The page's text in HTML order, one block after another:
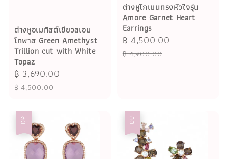
ต่างหูอเมทิสต์เขียวลเอม
โทพาส Green Amethyst
Trillion cut with White
Topaz
Sale
price
฿ 3,690.00
฿ 4,500.00
ต่างหูโกเมนทรงหัวใจรุ่น
Amore Garnet Heart
Earrings
Sale
price
฿ 4,500.00
฿ 4,900.00
ลด ลด